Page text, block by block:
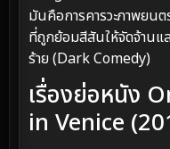
มันคือการคารวะภาพยน
ที่ถูกย้อมสีสันให้จัดจ้าน
ร้าย (Dark Comedy)
เรื่องย่อหนัง
in Venice